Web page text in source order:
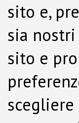
sito e,
sia
sito e